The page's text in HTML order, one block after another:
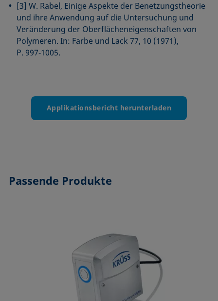
[3] W. Rabel, Einige Aspekte der Benetzungstheorie
und ihre Anwendung auf die Untersuchung und
Veränderung der Oberflächeneigenschaften von
Polymeren. In: Farbe und Lack 77, 10 (1971),
P. 997‑1005.
Applikationsbericht herunterladen
Passende Produkte